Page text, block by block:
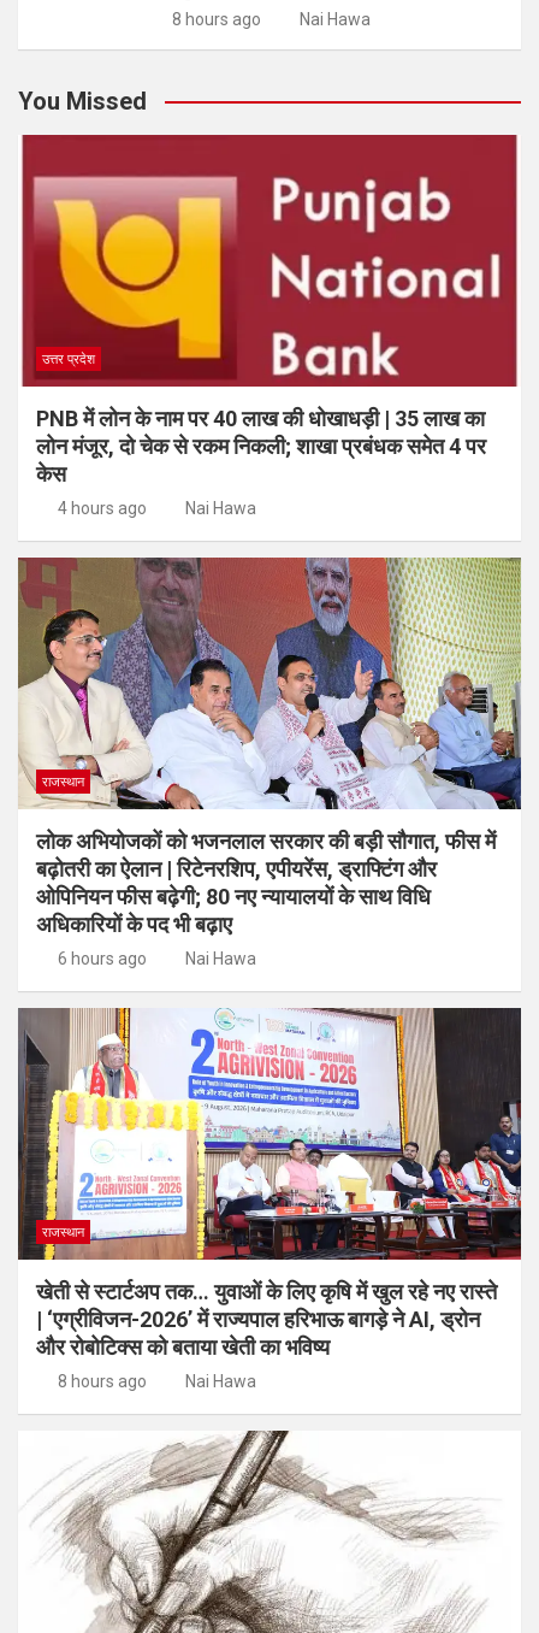
8 hours ago Nai Hawa
You Missed
उत्तर प्रदेश
PNB में लोन के नाम पर 40 लाख की धोखाधड़ी | 35 लाख का
लोन मंजूर, दो चेक से रकम निकली; शाखा प्रबंधक समेत 4 पर
केस
4 hours ago Nai Hawa
राजस्थान
लोक अभियोजकों को भजनलाल सरकार की बड़ी सौगात, फीस में
बढ़ोतरी का ऐलान | रिटेनरशिप, एपीयरेंस, ड्राफ्टिंग और
ओपिनियन फीस बढ़ेगी; 80 नए न्यायालयों के साथ विधि
अधिकारियों के पद भी बढ़ाए
6 hours ago Nai Hawa
राजस्थान
खेती से स्टार्टअप तक… युवाओं के लिए कृषि में खुल रहे नए रास्ते
| ‘एग्रीविजन-2026’ में राज्यपाल हरिभाऊ बागड़े ने AI, ड्रोन
और रोबोटिक्स को बताया खेती का भविष्य
8 hours ago Nai Hawa